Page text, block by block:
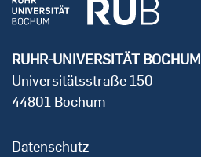
RUHR-UNIVERSITÄT BOCHUM
Universitätsstraße 150
44801 Bochum
Datenschutz